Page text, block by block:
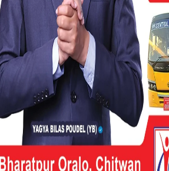
३५ वर्षयतादेखि घडियाल गोही
“यहाँका ज्येष्ठ नागरिकका
देखिएको थिएन । अहिले देखिएको
छ ।”
प्रजनन केन्द्र रहेको छ । जहाँ
सङ्कलन गरी यहाँ ल्याएर बच्चा
छाड्ने गरिएको छ । विगतमा